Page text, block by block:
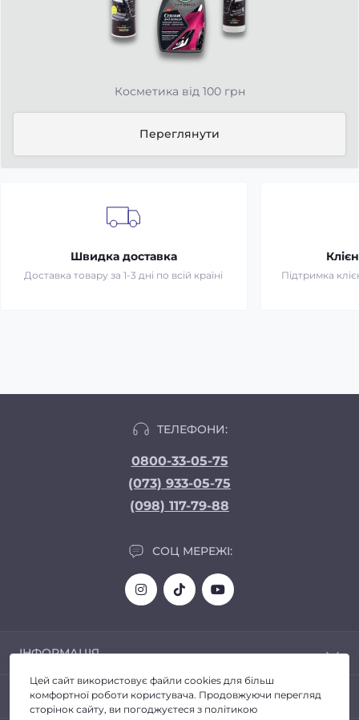
Косметика від 100 грн
Переглянути
Швидка доставка
Доставка товару за 1-3 дні по всій країні Підтримка
ТЕЛЕФОНИ:
0800-33-05-75
(073) 933-05-75
(098) 117-79-88
СОЦ МЕРЕЖІ:
ІНФОРМАЦІЯ
Доставка та Оплата
Про магазин
ПОПУЛЯРНЕ
Цей сайт використовує файли cookies для більш
комфортної роботи користувача. Продовжуючи перегляд
сторінок сайту, ви погоджуєтеся з політикою